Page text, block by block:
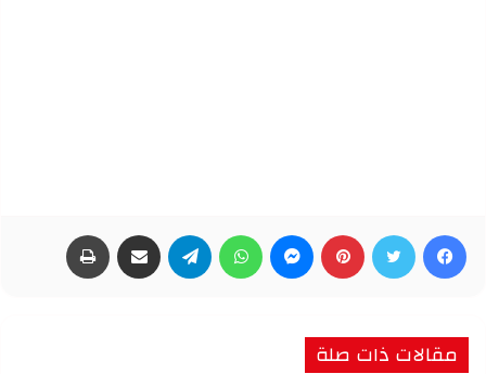
فيسبوك تويتر بينتيريست ماسنجر واتساب تيلقرام مشاركة عبر البريد
مقالات ذات صلة